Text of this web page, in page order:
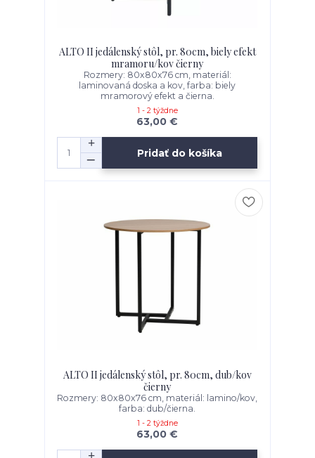
ALTO II jedálenský stôl, pr. 80cm, biely efekt
mramoru/kov čierny
Rozmery: 80x80x76 cm, materiál:
laminovaná doska a kov, farba: biely
mramorový efekt a čierna.
63,00 €
1 - 2 týždne
Pridať do košíka
ALTO II jedálenský stôl, pr. 80cm, dub/kov
čierny
Rozmery: 80x80x76 cm, materiál: lamino/kov,
farba: dub/čierna.
63,00 €
1 - 2 týždne